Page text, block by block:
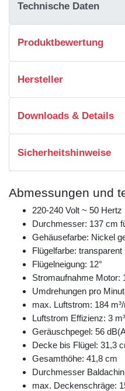
Technische Daten
Produktbewertung
Hersteller
Downloads & Details
Sicherheitshinweise
Abmessungen und
220-240 Volt ~ 50 Hertz
Durchmesser: 137 cm
Gehäusefarbe: Nickel
Flügelfarbe: transparent
Flügelneigung: 12°
Stromaufnahme Motor:
Umdrehungen pro
max. Luftstrom: 184
Luftstrom Effizienz: 3
Geräuschpegel: 56
Decke bis Flügel: 31,3
Gesamthöhe: 41,8 cm
Durchmesser
max. Deckenschräge: